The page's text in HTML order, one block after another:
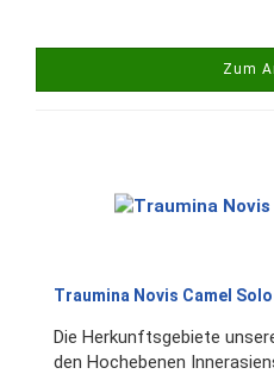
Zum
Traumina Novis Camel Solo
Die Herkunftsgebiete
den Hochebenen